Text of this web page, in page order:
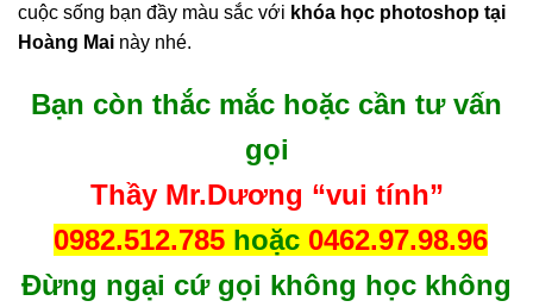
cuộc sống bạn đầy màu sắc với khóa học photoshop tại
Hoàng Mai này nhé.
Bạn còn thắc mắc hoặc cần tư vấn
gọi
Thầy Mr.Dương “vui tính”
0982.512.785 hoặc 0462.97.98.96
Đừng ngại cứ gọi không học không